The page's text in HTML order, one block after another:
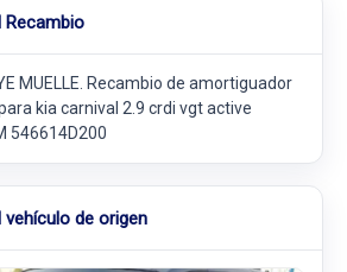
Recambio
MUELLE. Recambio de amortiguador
kia carnival 2.9 crdi vgt active
546614D200
de origen